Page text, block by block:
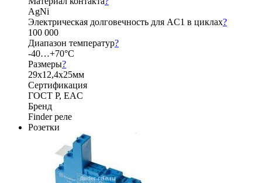
AgNi
Электрическая долговечность для AC1 в циклах?
100 000
Диапазон температур?
-40…+70°C
Размеры?
29х12,4х25мм
Сертификация
ГОСТ Р, EAC
Бренд
Finder реле
Розетки